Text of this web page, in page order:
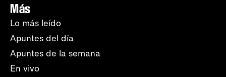
Más
Lo más leído
Apuntes del día
Apuntes de la semana
En vivo